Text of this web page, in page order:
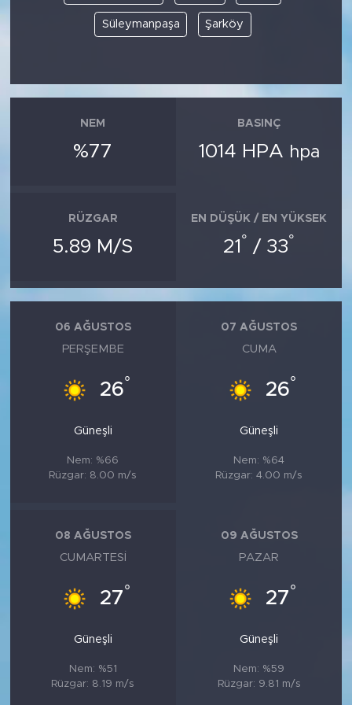
Süleymanpaşa Şarköy
NEM
%77
BASINÇ
1014 HPA hpa
RÜZGAR
5.89 M/S
EN DÜŞÜK / EN YÜKSEK
21 ° / 33°
06 AĞUSTOS
PERŞEMBE
26°
Güneşli
Nem: %66
Rüzgar: 8.00 m/s
07 AĞUSTOS
CUMA
26°
Güneşli
Nem: %64
Rüzgar: 4.00 m/s
08 AĞUSTOS
CUMARTESI
27°
Güneşli
Nem: %51
Rüzgar: 8.19 m/s
09 AĞUSTOS
PAZAR
27°
Güneşli
Nem: %59
Rüzgar: 9.81 m/s